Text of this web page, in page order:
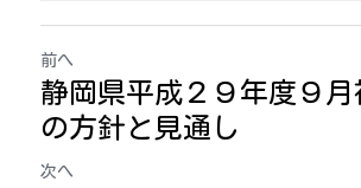
前へ
静岡県平成２９年度９月
の方針と見通し
次へ